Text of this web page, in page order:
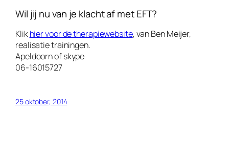
Wil jij nu van je klacht af met EFT?
Klikhier voor de therapiewebsite, van Ben Meijer,
realisatie trainingen.
Apeldoorn of skype
06-16015727
25 oktober, 2014